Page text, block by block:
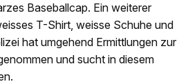
Baseballcap. Ein weiterer
T-Shirt, weisse Schuhe und
hat umgehend Ermittlungen zur
und sucht in diesem